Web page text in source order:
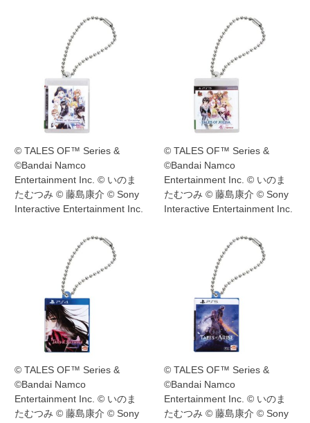
© TALES OF™ Series &
©Bandai Namco
Entertainment Inc. © いのま
たむつみ © 藤島康介 © Sony
Interactive Entertainment Inc.
© TALES OF™ Series &
©Bandai Namco
Entertainment Inc. © いのま
たむつみ © 藤島康介 © Sony
Interactive Entertainment Inc.
© TALES OF™ Series &
©Bandai Namco
Entertainment Inc. © いのま
たむつみ © 藤島康介 © Sony
© TALES OF™ Series &
©Bandai Namco
Entertainment Inc. © いのま
たむつみ © 藤島康介 © Sony